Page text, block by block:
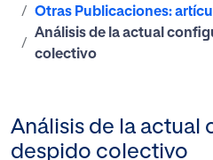
Otras Publicaciones:
Análisis de la actual
colectivo
Análisis de la actual
despido colectivo